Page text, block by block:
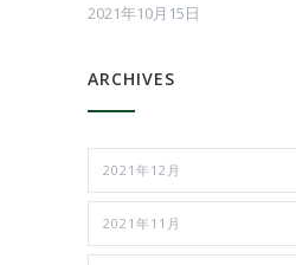
2021年10月15日
ARCHIVES
2021年12月
2021年11月